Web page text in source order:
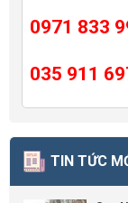
0971 833
035 911
TIN TỨC